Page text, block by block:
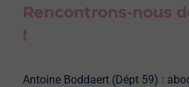
Rencontrons-nous
!
Antoine Boddaert (Dépt 59) :